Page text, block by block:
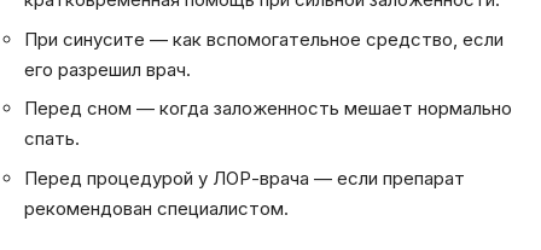
При синусите — как вспомогательное средство, если
его разрешил врач.
Перед сном — когда заложенность мешает нормально
спать.
Перед процедурой у ЛОР-врача — если препарат
рекомендован специалистом.